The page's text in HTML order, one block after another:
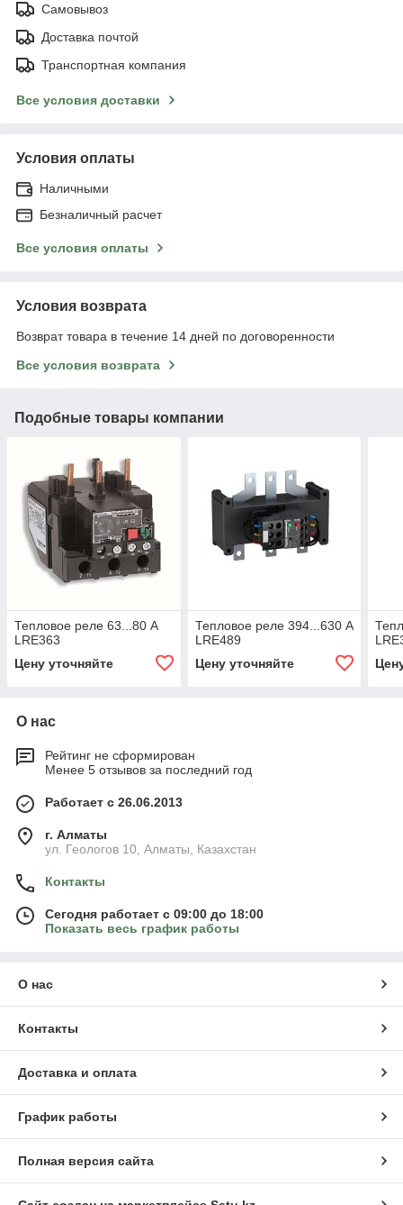
Самовывоз
Доставка почтой
Транспортная компания
Все условия доставки
Условия оплаты
Наличными
Безналичный расчет
Все условия оплаты
Условия возврата
Возврат товара в течение 14 дней по договоренности
Все условия возврата
Подобные товары компании
Тепловое реле 63...80 A
LRE363
Цену уточняйте
Тепловое реле 394...630 A
LRE489
Цену уточняйте
О нас
Рейтинг не сформирован
Менее 5 отзывов за последний год
Работает с 26.06.2013
г. Алматы
ул. Геологов 10, Алматы, Казахстан
Контакты
Сегодня работает с 09:00 до 18:00
Показать весь график работы
О нас
Контакты
Доставка и оплата
График работы
Полная версия сайта